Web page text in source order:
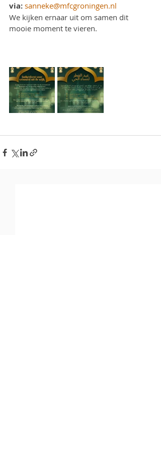
via: sanneke@mfcgroningen.nl
We kijken ernaar uit om samen dit
mooie moment te vieren.